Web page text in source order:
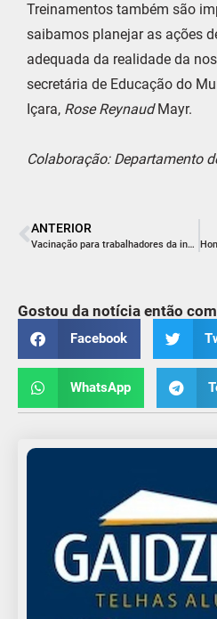
Treinamentos também são
saibamos planejar as ações
adequada da realidade da
secretária de Educação do
Içara, Rose ReynaudMayr.
Colaboração: Departamento
ANTERIOR
Vacinação para trabalhadores da indústria será retomada na segunda-feira
Gostou da notícia então
Facebook
WhatsApp